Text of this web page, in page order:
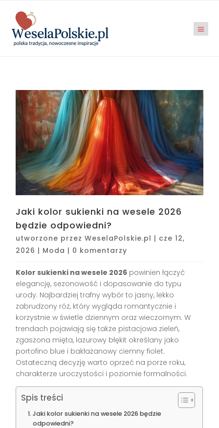
Jaki kolor sukienki na wesele 2026
będzie odpowiedni?
utworzone przezWeselaPolskie.pl | cze 12,
2026 | Moda | 0 komentarzy
Kolor sukienki na wesele 2026 powinien łączyć
elegancję, sezonowość i dopasowanie do typu
urody. Najbardziej trafny wybór to jasny, lekko
zabrudzony róż, który wygląda romantycznie i
korzystnie w świetle dziennym oraz wieczornym. W
trendach pojawiają się także pistacjowa zieleń,
zgaszona mięta, lazurowy błękit określany jako
portofino blue i bakłażanowy ciemny fiolet.
Ostateczną decyzję warto oprzeć na porze roku,
charakterze uroczystości i poziomie formalności.
Spis treści
Jaki kolor sukienki na wesele 2026 będzie
odpowiedni?